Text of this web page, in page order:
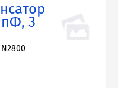
пФ, 3
N2800